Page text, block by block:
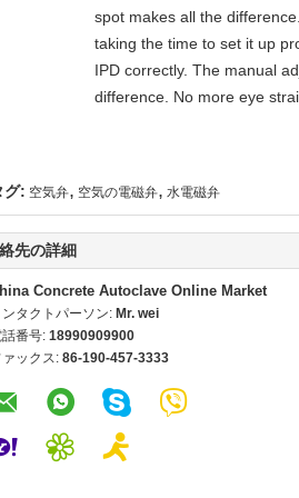
spot makes all the
taking the time to set it up
IPD correctly. The manual
difference. No more eye
グ: 空気弁, 空気の電磁弁, 水電磁弁
先の詳細
Concrete Autoclave Online Market
タクトパーソン: Mr. wei
番号: 18990909900
ックス: 86-190-457-3333